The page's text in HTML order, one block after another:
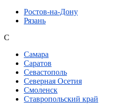
Ростов-на-Дону
Рязань
С
Самара
Саратов
Севастополь
Северная Осетия
Смоленск
Ставропольский край